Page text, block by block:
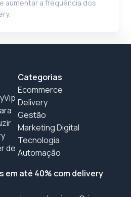
aumentar a frequência dos
de
Categorias
Ecommerce
Delivery
Gestão
Marketing Digital
Tecnologia
Automação
em até 40% com delivery